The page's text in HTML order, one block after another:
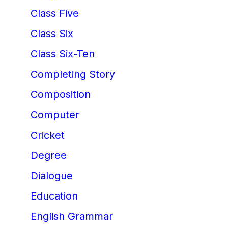
Class Five
Class Six
Class Six-Ten
Completing Story
Composition
Computer
Cricket
Degree
Dialogue
Education
English Grammar